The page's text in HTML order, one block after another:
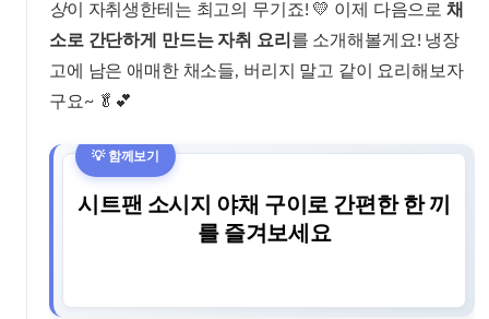
상이 자취생한테는 최고의 무기죠! 💛 이제 다음으로 채
소로 간단하게 만드는 자취 요리 를 소개해볼게요! 냉장
고에 남은 애매한 채소들, 버리지 말고 같이 요리해보자
구요~ 🥬💕
시트팬 소시지 야채 구이로 간편한 한 끼
를 즐겨보세요